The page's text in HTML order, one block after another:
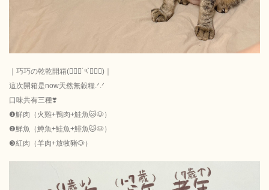
｜巧巧の乾乾開箱(๑⃙⃘´༥`๑⃙⃘)｜
這次開箱是now天然無穀糧.ᐟ.ᐟ
口味共有三種❣️
❶鮮肉（火雞+鴨肉+鮭魚🐱🐶）
❷鮮魚（鱒魚+鮭魚+鯡魚🐱🐶）
❸紅肉（羊肉+放牧豬🐶）